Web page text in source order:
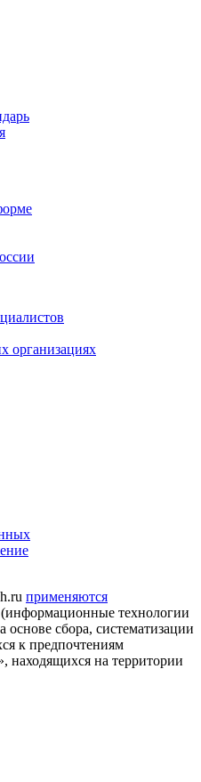
организациях
применяются
(информационные технологии
сбора, систематизации
к предпочтениям
находящихся на территории